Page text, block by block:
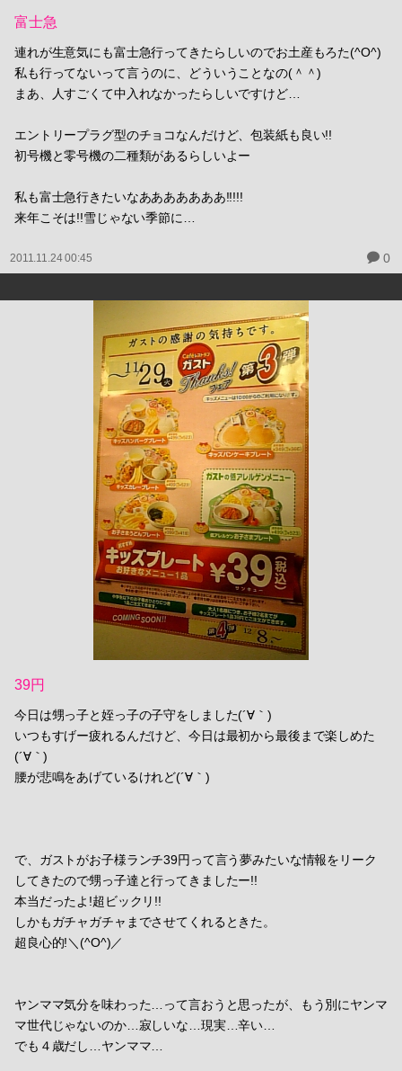
富士急
連れが生意気にも富士急行ってきたらしいのでお土産もろた(^O^)
私も行ってないって言うのに、どういうことなの(＾＾)
まあ、人すごくて中入れなかったらしいですけど…
エントリープラグ型のチョコなんだけど、包装紙も良い!!
初号機と零号機の二種類があるらしいよー
私も富士急行きたいなあああああああ!!!!!
来年こそは!!雪じゃない季節に…
2011.11.24 00:45 0
39円
今日は甥っ子と姪っ子の子守をしました(´∀｀)
いつもすげー疲れるんだけど、今日は最初から最後まで楽しめた
(´∀｀)
腰が悲鳴をあげているけれど(´∀｀)
で、ガストがお子様ランチ39円って言う夢みたいな情報をリーク
してきたので甥っ子達と行ってきましたー!!
本当だったよ!超ビックリ!!
しかもガチャガチャまでさせてくれるときた。
超良心的!＼(^O^)／
ヤンママ気分を味わった…って言おうと思ったが、もう別にヤンマ
マ世代じゃないのか…寂しいな…現実…辛い…
でも４歳だし…ヤンママ…